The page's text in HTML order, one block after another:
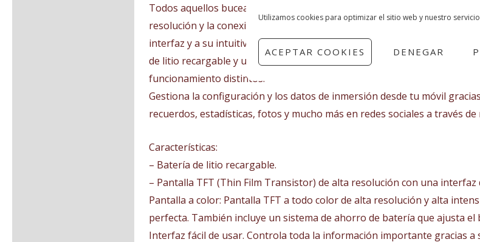
Utilizamos cookies para optimizar el sitio web y nuestro
ACEPTAR COOKIES DENEGAR
Todos aquellos buceadores amantes de la tecnología que siempre
resolución y la conexión Bluetooth del i770R, así como su diseño
interfaz y a su intuitivo sistema de navegación de tres botones. El
de litio recargable y una brújula de tres ejes con inclinación total. Este
funcionamiento distintos.
Gestiona la configuración y los datos de inmersión desde tu móvil
recuerdos, estadísticas, fotos y mucho más en redes sociales a través
Características:
– Batería de litio recargable.
– Pantalla TFT (Thin Film Transistor) de alta resolución con una interfaz
Pantalla a color: Pantalla TFT a todo color de alta resolución y alta
perfecta. También incluye un sistema de ahorro de batería que ajusta
Interfaz fácil de usar. Controla toda la información importante gracias